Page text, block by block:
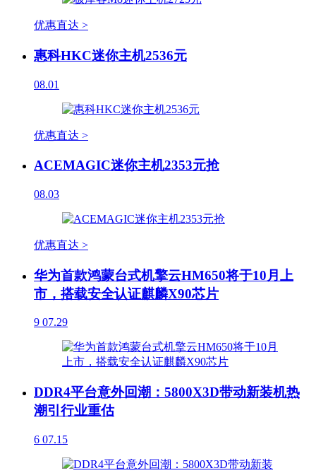
优惠直达 >
惠科HKC迷你主机2536元
08.01
优惠直达 >
ACEMAGIC迷你主机2353元抢
08.03
优惠直达 >
华为首款鸿蒙台式机擎云HM650将于10月上
市，搭载安全认证麒麟X90芯片
9 07.29
DDR4平台意外回潮：5800X3D带动新装机热
潮引行业重估
6 07.15